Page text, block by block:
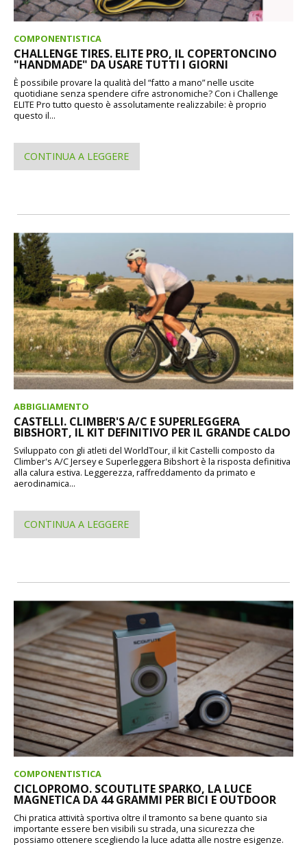
COMPONENTISTICA
CHALLENGE TIRES. ELITE PRO, IL COPERTONCINO
"HANDMADE" DA USARE TUTTI I GIORNI
È possibile provare la qualità del “fatto a mano” nelle uscite
quotidiane senza spendere cifre astronomiche? Con i Challenge
ELITE Pro tutto questo è assolutamente realizzabile: è proprio
questo il...
CONTINUA A LEGGERE
ABBIGLIAMENTO
CASTELLI. CLIMBER'S A/C E SUPERLEGGERA
BIBSHORT, IL KIT DEFINITIVO PER IL GRANDE CALDO
Sviluppato con gli atleti del WorldTour, il kit Castelli composto da
Climber's A/C Jersey e Superleggera Bibshort è la risposta definitiva
alla calura estiva. Leggerezza, raffreddamento da primato e
aerodinamica...
CONTINUA A LEGGERE
COMPONENTISTICA
CICLOPROMO. SCOUTLITE SPARKO, LA LUCE
MAGNETICA DA 44 GRAMMI PER BICI E OUTDOOR
Chi pratica attività sportiva oltre il tramonto sa bene quanto sia
importante essere ben visibili su strada, una sicurezza che
possiamo ottenere scegliendo la luce adatta alle nostre esigenze.